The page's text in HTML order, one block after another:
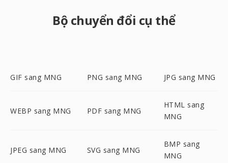
Bộ chuyển đổi cụ thể
GIF sang MNG PNG sang MNG JPG sang MNG
WEBP sang MNG PDF sang MNG
HTML sang
MNG
JPEG sang MNG SVG sang MNG
BMP sang
MNG